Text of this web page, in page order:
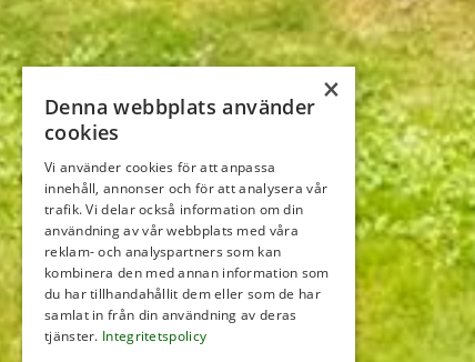
×
Denna webbplats använder
cookies
Vi använder cookies för att anpassa
innehåll, annonser och för att analysera vår
trafik. Vi delar också information om din
användning av vår webbplats med våra
reklam- och analyspartners som kan
kombinera den med annan information som
du har tillhandahållit dem eller som de har
samlat in från din användning av deras
tjänster. Integritetspolicy